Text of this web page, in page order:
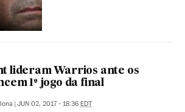
lideram Warrios ante os
1º jogo da final
| JUN 02, 2017 - 18:36 EDT